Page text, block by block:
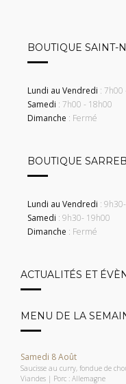
BOUTIQUE SAINT-
Lundi au Vendredi : 7h00
Samedi : 7h00 - 18h00
Dimanche : Fermé
BOUTIQUE
Lundi au Vendredi :
Samedi : 9h30- 19h00
Dimanche : Fermé
ACTUALITÉS ET
MENU DE LA
Samedi 8 Août
Saucisse au curry, fondue de
Viandes | Porc : Allemagne